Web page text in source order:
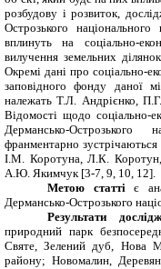
розбудову і розвиток,
Острозького
вплинуть на соціально-
вилучення земельних
Окремі дані про соціально-
заповідного фонду даної
належать Т.Л. Андрієнко,
Відомості щодо соціально-
Дермансько-
франментарно
І.М. Коротуна, Л.К.
А.Ю. Якимчук [3-7, 9, 10, 12].
Метою статті є
Дермансько-Острозького
Результати
природний парк
Святе, Зелений дуб, Нова
району; Новомалин,